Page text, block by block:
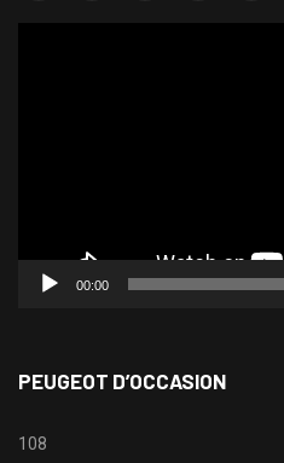
00:00
PEUGEOT D’OCCASION
108